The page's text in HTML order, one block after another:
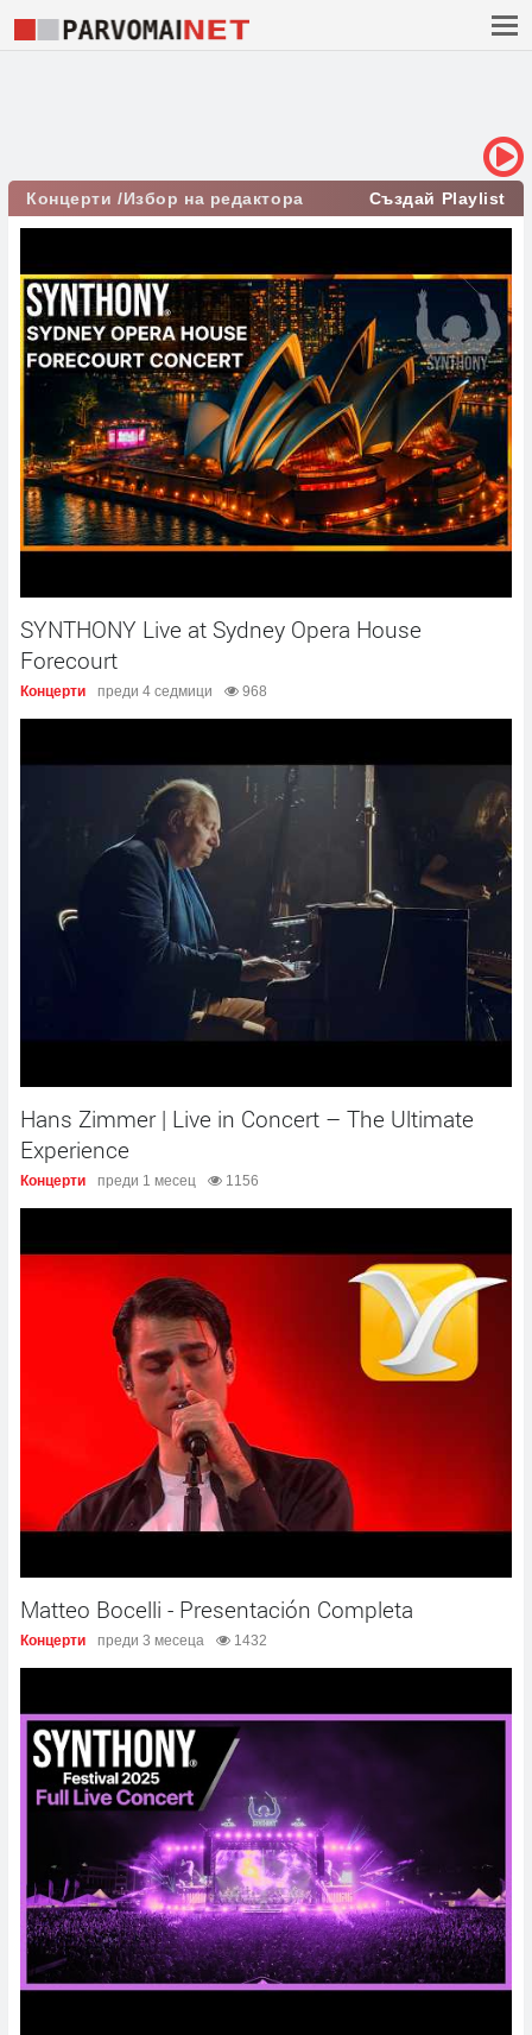
Концерти /Избор на редактора Създай Playlist
SYNTHONY Live at Sydney Opera House
Forecourt
Концерти преди 4 седмици 968
Hans Zimmer | Live in Concert – The Ultimate
Experience
Концерти преди 1 месец 1156
Matteo Bocelli - Presentación Completa
Концерти преди 3 месеца 1432